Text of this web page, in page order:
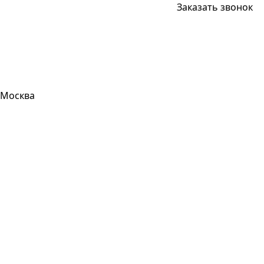
Москва
Заказать звонок